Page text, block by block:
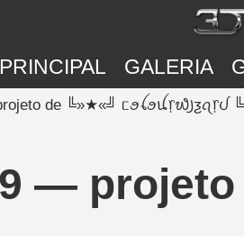
GALERIA
de ╚»★«╝ ᥴꪮꪶꪮꪊ᥅᭙꠸ƺꪖ᥅ᦔ
—